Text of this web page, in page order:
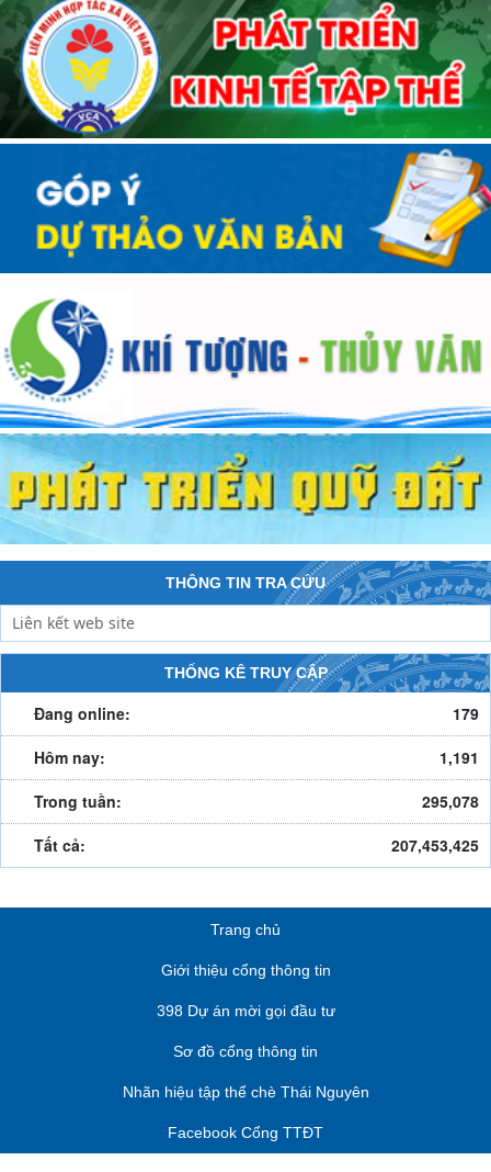
THÔNG TIN TRA CỨU
THỐNG KÊ TRUY CẬP
Đang online:
179
Hôm nay:
1,191
Trong tuần:
295,078
Tất cả:
207,453,425
Trang chủ
Giới thiệu cổng thông tin
398 Dự án mời gọi đầu tư
Sơ đồ cổng thông tin
Nhãn hiệu tập thể chè Thái Nguyên
Facebook Cổng TTĐT